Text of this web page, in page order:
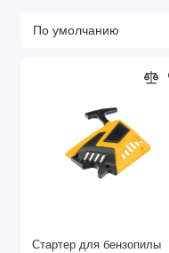
Стартер для бензопилы